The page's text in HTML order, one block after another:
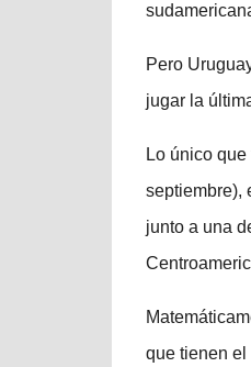
Pero
jugar la
Lo único
septiembre),
junto a una
que tienen el